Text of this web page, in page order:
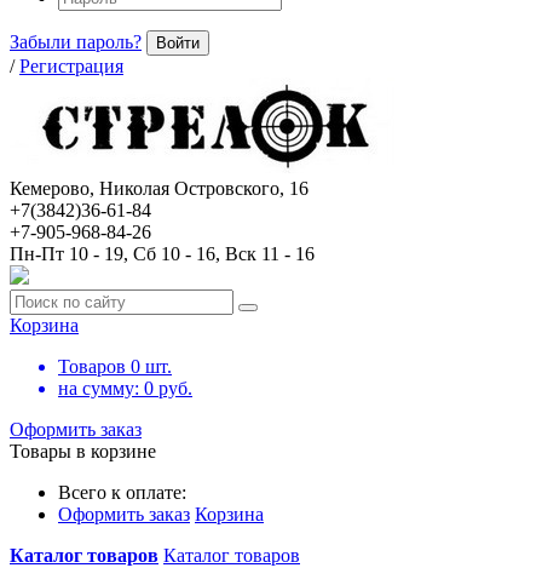
Забыли пароль? Войти
/ Регистрация
Кемерово, Николая Островского, 16
+7(3842)36-61-84
+7-905-968-84-26
Пн-Пт 10 - 19, Сб 10 - 16, Вск 11 - 16
Корзина
Товаров 0 шт.
на сумму: 0 руб.
Оформить заказ
Товары в корзине
Всего к оплате:
Оформить заказ Корзина
Каталог товаров Каталог товаров